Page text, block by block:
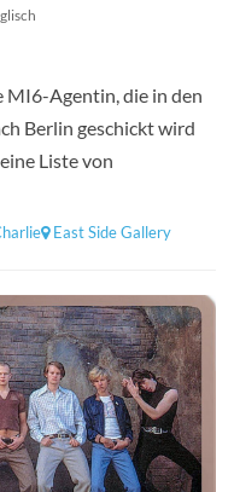
MI6-Agentin, die in den
Berlin geschickt wird
Liste von
East Side Gallery